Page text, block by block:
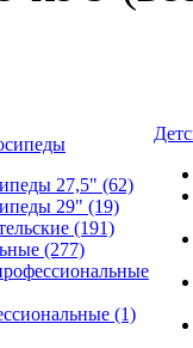
27,5" (62)
29" (19)
(191)
(277)
(1)